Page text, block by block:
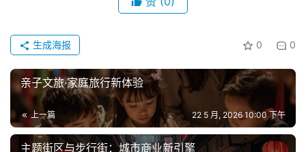
0 0
生成海报
亲子文旅·家庭旅行新体验
上一篇 22 5 月, 2026 10:00 下午
主题街区与步行街：城市商业新引擎